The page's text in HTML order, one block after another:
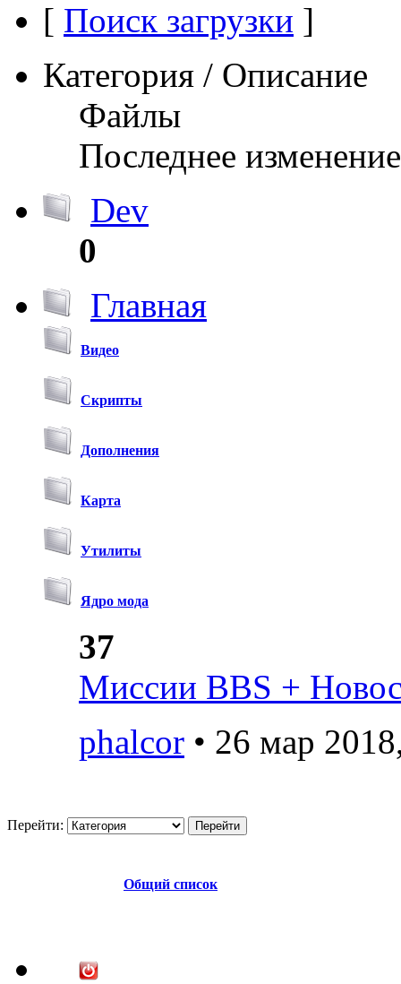
[ Поиск загрузки ]
Категория / Описание
Файлы
Последнее изменение
Dev
0
Главная
Видео
Скрипты
Дополнения
Карта
Утилиты
Ядро мода
37
Миссии BBS +
phalcor • 26 мар
Перейти:
Общий список